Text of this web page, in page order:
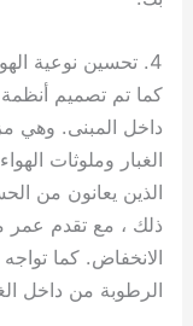
4. تحسين نوعية الهواء
كما تم تصميم أنظمة
داخل المبنى. وهي
الغبار وملوثات
الذين يعانون من
ذلك ، مع تقدم عمر
الانخفاض. كما
الرطوبة من داخل